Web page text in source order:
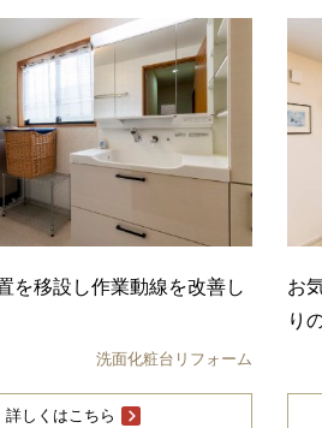
を移設し作業動線を改善し
洗面化粧台リフォーム
詳しくはこちら
お
り